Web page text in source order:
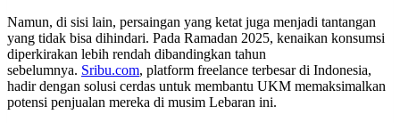
Namun, di sisi lain, persaingan yang ketat juga menjadi tantangan
yang tidak bisa dihindari. Pada Ramadan 2025, kenaikan konsumsi
diperkirakan lebih rendah dibandingkan tahun
sebelumnya. Sribu.com, platform freelance terbesar di Indonesia,
hadir dengan solusi cerdas untuk membantu UKM memaksimalkan
potensi penjualan mereka di musim Lebaran ini.